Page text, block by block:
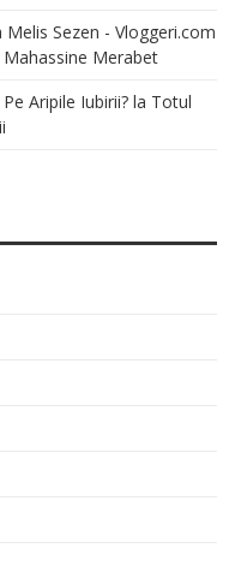
Sezen - Vloggeri.com
Merabet
Aripile Iubirii? la Totul